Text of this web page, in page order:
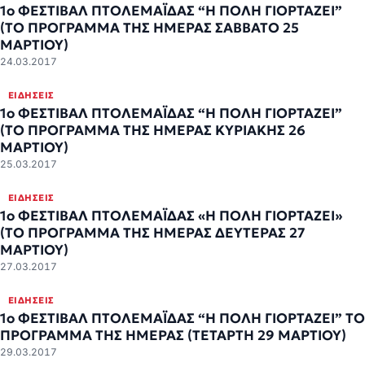
1o ΦΕΣΤΙΒΑΛ ΠΤΟΛΕΜΑΪΔΑΣ “Η ΠΟΛΗ ΓΙΟΡΤΑΖΕΙ”
(ΤΟ ΠΡΟΓΡΑΜΜΑ ΤΗΣ ΗΜΕΡΑΣ ΣΑΒΒΑΤΟ 25
ΜΑΡΤΙΟΥ)
24.03.2017
ΕΙΔΉΣΕΙΣ
1o ΦΕΣΤΙΒΑΛ ΠΤΟΛΕΜΑΪΔΑΣ “Η ΠΟΛΗ ΓΙΟΡΤΑΖΕΙ”
(ΤΟ ΠΡΟΓΡΑΜΜΑ ΤΗΣ ΗΜΕΡΑΣ ΚΥΡΙΑΚΗΣ 26
ΜΑΡΤΙΟΥ)
25.03.2017
ΕΙΔΉΣΕΙΣ
1o ΦΕΣΤΙΒΑΛ ΠΤΟΛΕΜΑΪΔΑΣ «Η ΠΟΛΗ ΓΙΟΡΤΑΖΕΙ»
(ΤΟ ΠΡΟΓΡΑΜΜΑ ΤΗΣ ΗΜΕΡΑΣ ΔΕΥΤΕΡΑΣ 27
ΜΑΡΤΙΟΥ)
27.03.2017
ΕΙΔΉΣΕΙΣ
1o ΦΕΣΤΙΒΑΛ ΠΤΟΛΕΜΑΪΔΑΣ “Η ΠΟΛΗ ΓΙΟΡΤΑΖΕΙ” ΤΟ
ΠΡΟΓΡΑΜΜΑ ΤΗΣ ΗΜΕΡΑΣ (ΤΕΤΑΡΤΗ 29 ΜΑΡΤΙΟΥ)
29.03.2017